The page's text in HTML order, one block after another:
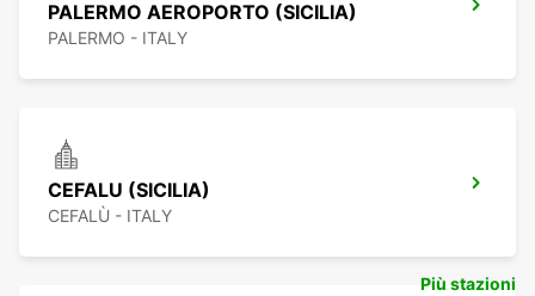
PALERMO AEROPORTO (SICILIA)
PALERMO - ITALY
CEFALU (SICILIA)
CEFALÙ - ITALY
Più stazioni